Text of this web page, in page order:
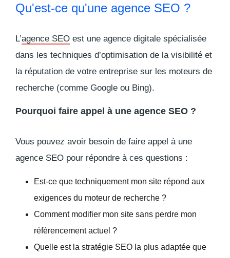
Qu'est-ce qu'une agence SEO ?
L’agence SEO est une agence digitale spécialisée
dans les techniques d’optimisation de la visibilité et
la réputation de votre entreprise sur les moteurs de
recherche (comme Google ou Bing).
Pourquoi faire appel à une agence SEO ?
Vous pouvez avoir besoin de faire appel à une
agence SEO pour répondre à ces questions :
Est-ce que techniquement mon site répond aux
exigences du moteur de recherche ?
Comment modifier mon site sans perdre mon
référencement actuel ?
Quelle est la stratégie SEO la plus adaptée que